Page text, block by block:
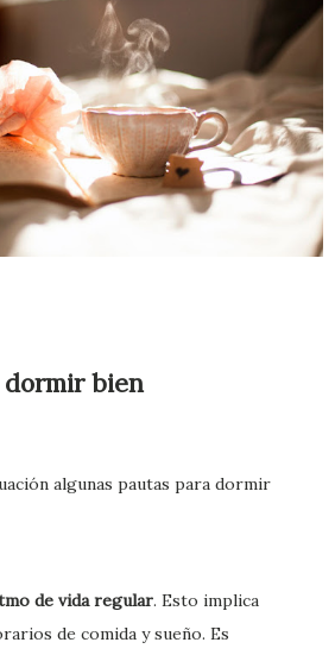
dormir bien
algunas pautas para dormir
de vida regular. Esto implica
de comida y sueño. Es